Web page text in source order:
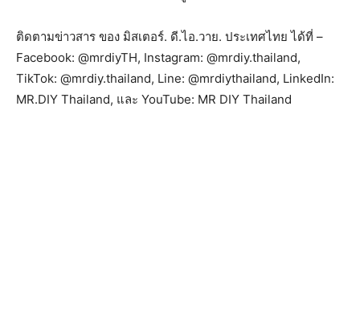
ติดตามข่าวสาร ของ มิสเตอร์. ดี.ไอ.วาย. ประเทศไทย ได้ที่ –
Facebook: @mrdiyTH, Instagram: @mrdiy.thailand,
TikTok: @mrdiy.thailand, Line: @mrdiythailand, LinkedIn:
MR.DIY Thailand, และ YouTube: MR DIY Thailand